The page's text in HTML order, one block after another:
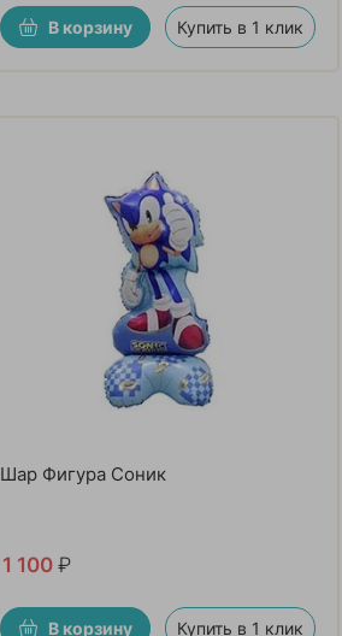
В корзину Купить в 1 клик
Шар Фигура Соник
1 100 ₽
В корзину Купить в 1 клик